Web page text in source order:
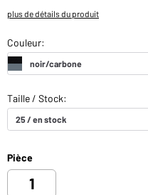
plus de détails du produit
Pièce